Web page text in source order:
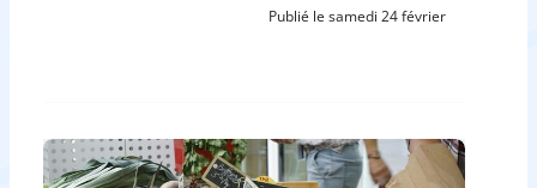
Publié le samedi 24 février